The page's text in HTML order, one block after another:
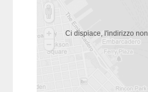
Ci dispiace, l'indirizzo non